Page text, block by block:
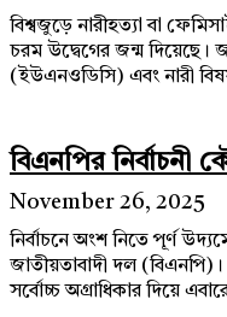
বিশ্বজুড়ে নারীহত্যা বা
চরম উদ্বেগের জন্ম দিয়েছে।
(ইউএনওডিসি) এবং নারী
বিএনপির নির্বাচনী
November 26, 2025
নির্বাচনে অংশ নিতে পূর্ণ
জাতীয়তাবাদী দল
সর্বোচ্চ অগ্রাধিকার দিয়ে